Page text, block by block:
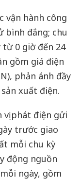
vận hành công
bình đẳng; chu
từ 0 giờ đến 24
gồm giá điện
phản ánh đầy
xuất điện.
vị phát điện gửi
trước giao
mỗi chu kỳ
động nguồn
ngày, gồm